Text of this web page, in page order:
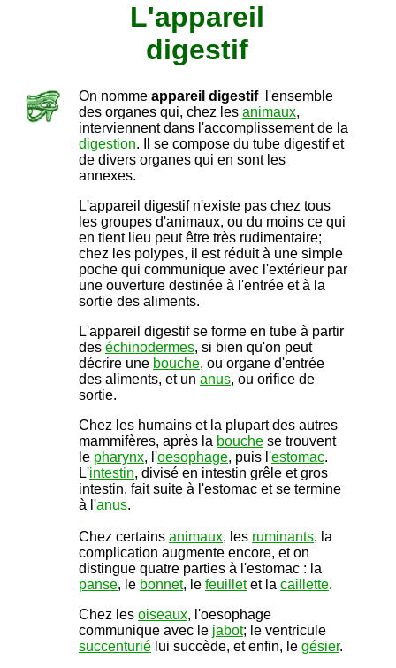
L'appareil
digestif
On nomme appareil digestifl'ensemble
des organes qui, chez les animaux,
interviennent dans l'accomplissement de la
digestion. Il se compose du tube digestif et
de divers organes qui en sont les
annexes.
L'appareil digestif n'existe pas chez tous
les groupes d'animaux, ou du moins ce qui
en tient lieu peut être très rudimentaire;
chez les polypes, il est réduit à une simple
poche qui communique avec l'extérieur par
une ouverture destinée à l'entrée et à la
sortie des aliments.
L'appareil digestif se forme en tube à partir
des échinodermes, si bien qu'on peut
décrire une bouche, ou organe d'entrée
des aliments, et un anus, ou orifice de
sortie.
Chez les humains et la plupart des autres
mammifères, après la bouche se trouvent
le pharynx, l'oesophage, puis l'estomac.
L'intestin, divisé en intestin grêle et gros
intestin, fait suite à l'estomac et se termine
à l'anus.
-
Chez certains animaux, les ruminants, la
complication augmente encore, et on
distingue quatre parties à l'estomac : la
panse, le bonnet, le feuilletet la caillette.
Chez les oiseaux, l'oesophage
communique avec le jabot; le ventricule
succenturié lui succède, et enfin, le gésier.